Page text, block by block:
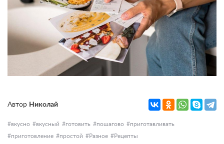
Автор Николай
вкусно вкусный готовить пошагово
приготавливать
приготовление
простой Разное
Рецепты